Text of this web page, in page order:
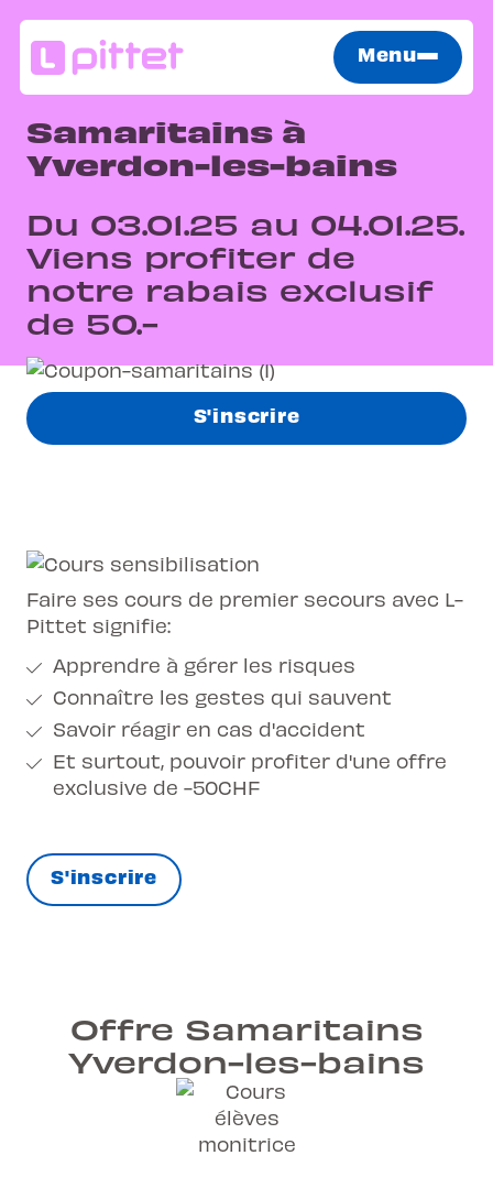
Menu
Samaritains à
Yverdon-les-bains
Du 03.01.25 au 04.01.25.
Viens profiter de
notre rabais exclusif
de 50.-
S'inscrire
Faire ses cours de premier secours avec L-
Pittet signifie:
Apprendre à gérer les risques
Connaître les gestes qui sauvent
Savoir réagir en cas d'accident
Et surtout, pouvoir profiter d'une offre
exclusive de -50CHF
S'inscrire
Offre Samaritains
Yverdon-les-bains